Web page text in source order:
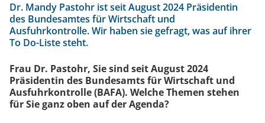
Dr. Mandy Pastohr ist seit August 2024 Präsidentin
des Bundesamtes für Wirtschaft und
Ausfuhrkontrolle. Wir haben sie gefragt, was auf ihrer
To Do-Liste steht.
Frau Dr. Pastohr, Sie sind seit August 2024
Präsidentin des Bundesamts für Wirtschaft und
Ausfuhrkontrolle (BAFA). Welche Themen stehen
für Sie ganz oben auf der Agenda?